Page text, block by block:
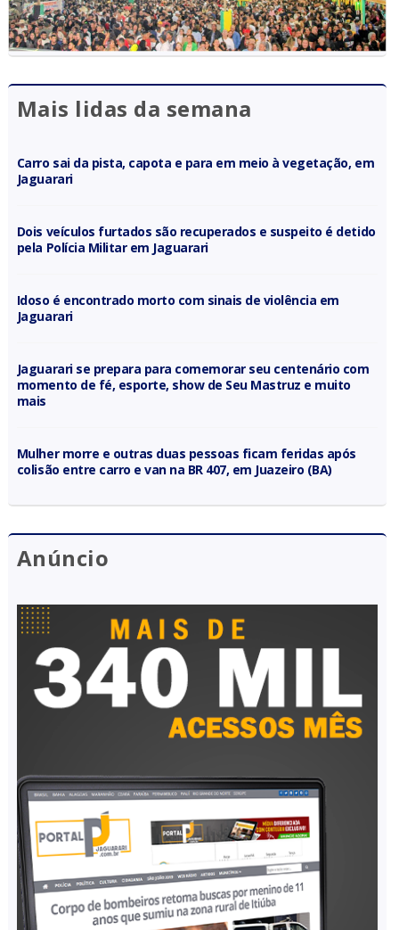
Mais lidas da semana
Carro sai da pista, capota e para em meio à vegetação, em
Jaguarari
Dois veículos furtados são recuperados e suspeito é detido
pela Polícia Militar em Jaguarari
Idoso é encontrado morto com sinais de violência em
Jaguarari
Jaguarari se prepara para comemorar seu centenário com
momento de fé, esporte, show de Seu Mastruz e muito
mais
Mulher morre e outras duas pessoas ficam feridas após
colisão entre carro e van na BR 407, em Juazeiro (BA)
Anúncio